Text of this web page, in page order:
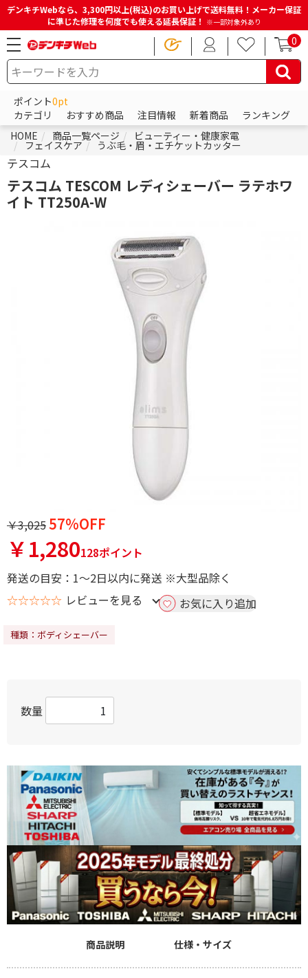
デンキチWebなら、3,300円以上(税込)のお買い上げで送料無料！メーカー保証
に準じた修理を何度でも使える延長保証！ ※一部対象外あり
0
ポイント0pt
カテゴリ
おすすめ商品 注目情報 新着商品
ランキング
HOME
商品一覧ページ ビューティー・健康家電
フェイスケア うぶ毛・眉・エチケットカッター
テスコム
テスコム TESCOM レディシェーバー ラテホワ
イト TT250A-W
￥3,02557%OFF
￥1,280128ポイント
発送の目安：1～2日以内に発送 ※大型品除く
☆☆☆☆☆ レビューを見る お気に入り追加
種類：ボディシェーバー
数量
商品説明 仕様・サイズ